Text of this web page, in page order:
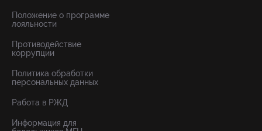
Положение о программе
лояльности
Противодействие
коррупции
Политика обработки
персональных данных
Работа в РЖД
Информация для